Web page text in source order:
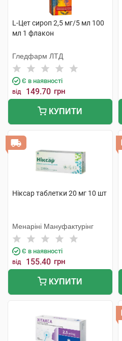
L-Цет сироп 2,5 мг/5 мл 100
мл 1 флакон
Гледфарм ЛТД
Є в наявності
від 149.70 грн
КУПИТИ
Ніксар таблетки 20 мг 10 шт
Менаріні Мануфактурінг
Є в наявності
від 155.40 грн
КУПИТИ